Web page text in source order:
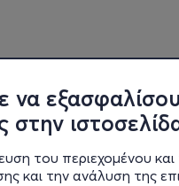
στην
του περιεχομένου
και την ανάλυση της